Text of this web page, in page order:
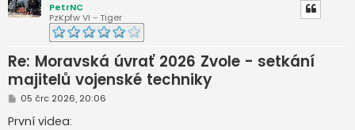
PetrNC
PzKpfw VI - Tiger
Re: Moravská úvrať 2026 Zvole - setkání
majitelů vojenské techniky
P
í
05 črc 2026, 20:06
První videa: